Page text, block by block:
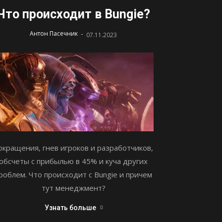
происходит в Bungie?
Антон Пасечник - 07.11.2023
гнев игроков и разработчиков,
с прибылью в 45% и куча других
Что происходит с Bungie и причем
тут менеджмент?
Узнать больше